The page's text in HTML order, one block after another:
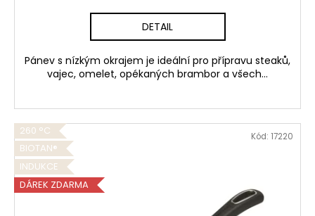
DETAIL
Pánev s nízkým okrajem je ideální pro přípravu steaků,
vajec, omelet, opékaných brambor a všech...
260 °C
BIOTAN®
INDUKCE
DÁREK ZDARMA
Kód: 17220